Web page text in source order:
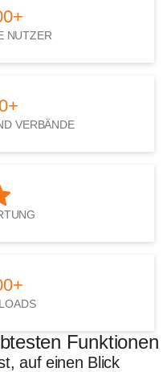
NUTZER
VERBÄNDE
Funktionen
auf einen Blick